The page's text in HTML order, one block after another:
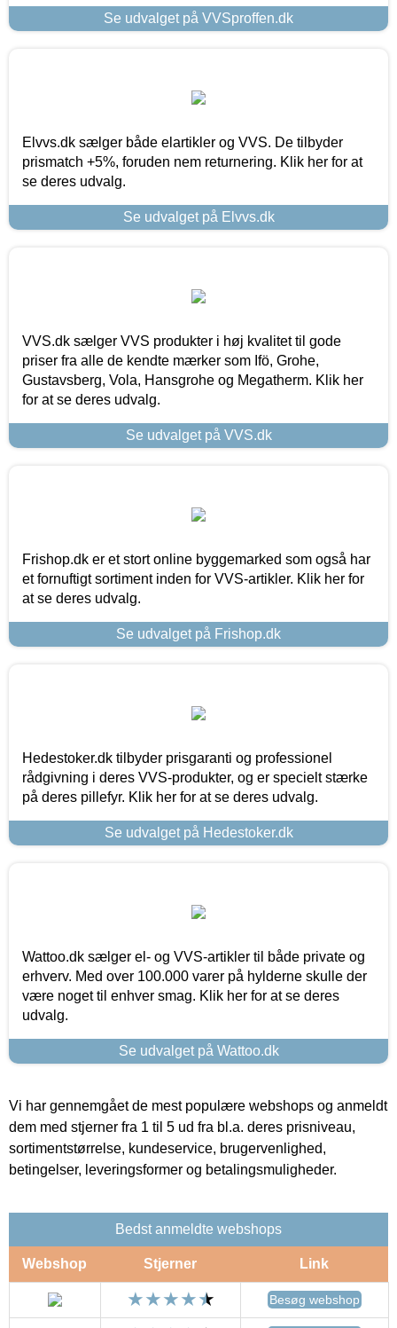
Se udvalget på VVSproffen.dk
Elvvs.dk sælger både elartikler og VVS. De tilbyder
prismatch +5%, foruden nem returnering. Klik her for at
se deres udvalg.
Se udvalget på Elvvs.dk
VVS.dk sælger VVS produkter i høj kvalitet til gode
priser fra alle de kendte mærker som Ifö, Grohe,
Gustavsberg, Vola, Hansgrohe og Megatherm. Klik her
for at se deres udvalg.
Se udvalget på VVS.dk
Frishop.dk er et stort online byggemarked som også har
et fornuftigt sortiment inden for VVS-artikler. Klik her for
at se deres udvalg.
Se udvalget på Frishop.dk
Hedestoker.dk tilbyder prisgaranti og professionel
rådgivning i deres VVS-produkter, og er specielt stærke
på deres pillefyr. Klik her for at se deres udvalg.
Se udvalget på Hedestoker.dk
Wattoo.dk sælger el- og VVS-artikler til både private og
erhverv. Med over 100.000 varer på hylderne skulle der
være noget til enhver smag. Klik her for at se deres
udvalg.
Se udvalget på Wattoo.dk
Vi har gennemgået de mest populære webshops og anmeldt
dem med stjerner fra 1 til 5 ud fra bl.a. deres prisniveau,
sortimentstørrelse, kundeservice, brugervenlighed,
betingelser, leveringsformer og betalingsmuligheder.
Bedst anmeldte webshops
Webshop Stjerner Link
Besøg webshop